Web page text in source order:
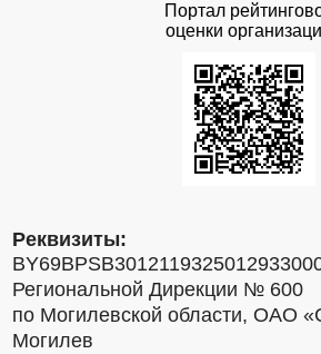
Портал
оценки
Реквизиты:
Региональной Дирекции № 600
по Могилевской области, ОАО
Могилев